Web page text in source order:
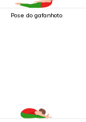
Pose do gafanhoto